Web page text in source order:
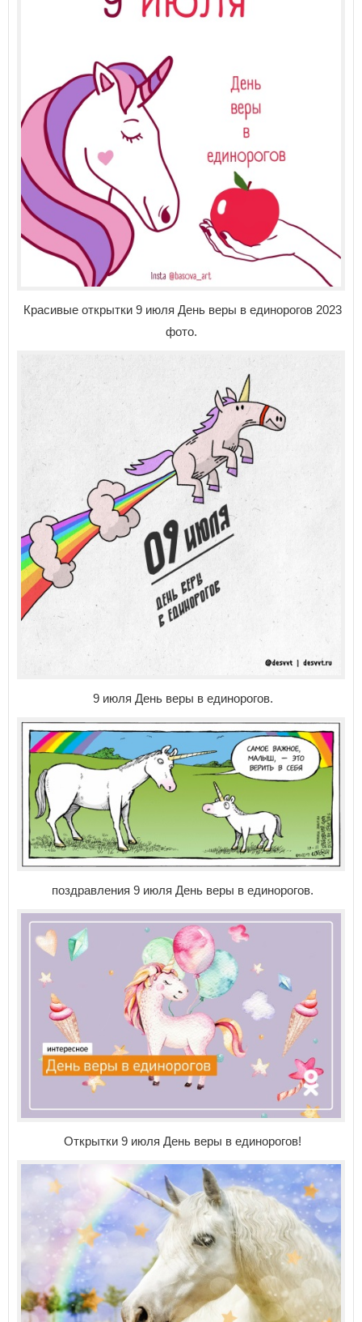
Красивые открытки 9 июля День веры в единорогов 2023
фото.
9 июля День веры в единорогов.
поздравления 9 июля День веры в единорогов.
Открытки 9 июля День веры в единорогов!